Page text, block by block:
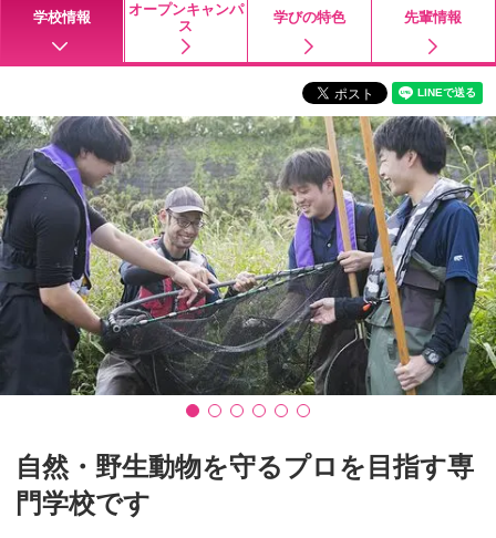
学校情報
オープンキャンパ
ス
学びの特色 先輩情報
自然・野生動物を守るプロを目指す専
門学校です